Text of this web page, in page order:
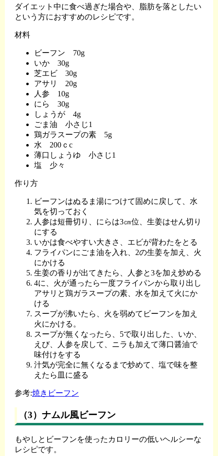
ダイエット中に食べ過ぎた場合や、脂肪を落としたい
という方におすすめのレシピです。
材料
ビーフン 70g
いか 30g
芝エビ 30g
アサリ 20g
人参 10g
にら 30g
しょうが 4g
ごま油 小さじ1
鶏ガラスープの素 5g
水 200ｃc
薄口しょうゆ 小さじ1
塩 少々
作り方
ビーフンはぬるま湯につけて固めに戻して、水
気を切っておく
人参は短冊切り、にらは3㎝位、生姜はせん切り
にする
いかは食べやすい大きさ、エビが背わたをとる
フライパンにごま油を入れ、2の生姜を加え、火
にかける
生姜の香りが出てきたら、人参と3を加え炒める
4に、火が通ったら一度フライパンから取り出し
アサリと鶏ガラスープの素、水を加えて火にか
ける
スープが沸いたら、火を弱めてビーフンを加え
火にかける。
スープが無くなったら、5で取り出した、いか、
えび、人参を戻して、ニラも加えて薄口醤油で
味付けをする
汁気が完全に無くなるまで炒めて、塩で味を整
えたら皿に盛る
参考:焼きビーフン
（3）ナムル風ビーフン
もやしとビーフンを使ったカロリーの低いヘルシーな
レシピです。